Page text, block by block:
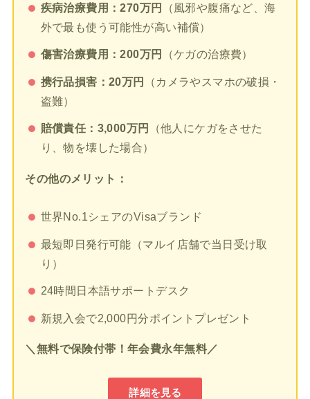
疾病治療費用：270万円
（風邪や腹痛など、海
外で最も使う可能性が高い補償）
傷害治療費用：200万円 （ケガの治療費）
携行品損害：20万円
（カメラやスマホの破損・
盗難）
賠償責任：3,000万円
（他人にケガをさせた
り、物を壊した場合）
その他のメリット：
世界No.1シェアのVisaブランド
最短即日発行可能（マルイ店舗で当日受け取
り）
24時間日本語サポートデスク
新規入会で2,000円分ポイントプレゼント
＼無料で保険付帯！年会費永年無料／
詳細を見る